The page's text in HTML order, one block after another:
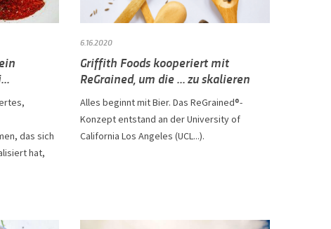
das sich
hat,
6.16.2020
Griffith Foods kooperiert mit
ReGrained, um die ... zu skalieren
Alles beginnt mit Bier. Das ReGrained®-
Konzept entstand an der University of
California Los Angeles (UCL...).